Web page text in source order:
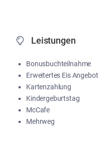
Leistungen
Bonusbuchteilnahme
Erweitertes Eis Angebot
Kartenzahlung
Kindergeburtstag
McCafe
Mehrweg